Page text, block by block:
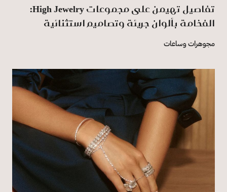
تفاصيل تهيمن على مجموعات High Jewelry:
الفخامة بألوان جريئة وتصاميم استثنائية
مجوهرات وساعات